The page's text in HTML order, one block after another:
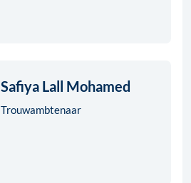
Safiya Lall Mohamed
Trouwambtenaar